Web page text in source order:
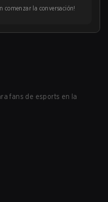
comenzar la conversación!
fans de esports en la